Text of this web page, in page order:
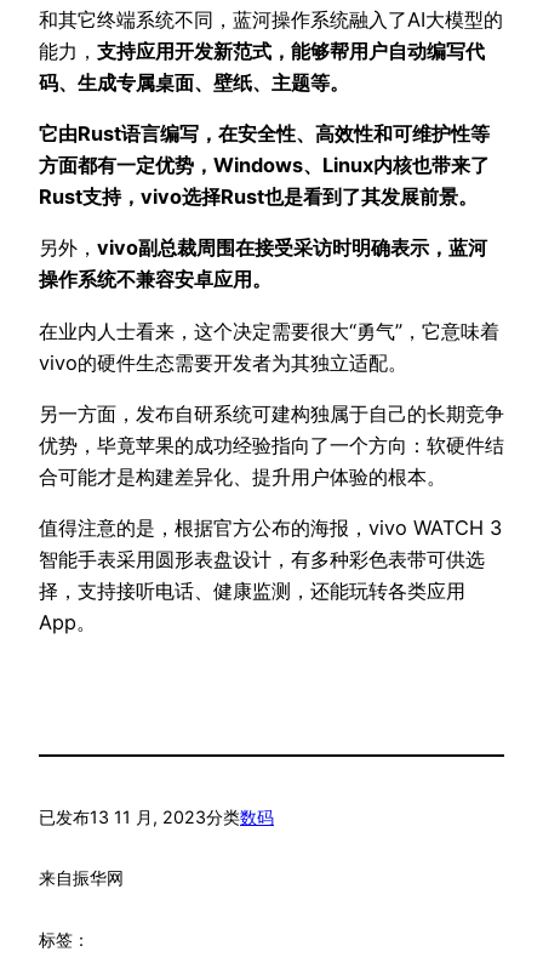
和其它终端系统不同，蓝河操作系统融入了AI大模型的
能力， 支持应用开发新范式，能够帮用户自动编写代
码、生成专属桌面、壁纸、主题等。
它由Rust语言编写，在安全性、高效性和可维护性等
方面都有一定优势，Windows、Linux内核也带来了
Rust支持，vivo选择Rust也是看到了其发展前景。
另外， vivo副总裁周围在接受采访时明确表示，蓝河
操作系统不兼容安卓应用。
在业内人士看来，这个决定需要很大“勇气”，它意味着
vivo的硬件生态需要开发者为其独立适配。
另一方面，发布自研系统可建构独属于自己的长期竞争
优势，毕竟苹果的成功经验指向了一个方向：软硬件结
合可能才是构建差异化、提升用户体验的根本。
值得注意的是，根据官方公布的海报，vivo WATCH 3
智能手表采用圆形表盘设计，有多种彩色表带可供选
择，支持接听电话、健康监测，还能玩转各类应用
App。
已发布13 11 月, 2023分类数码
来自振华网
标签：